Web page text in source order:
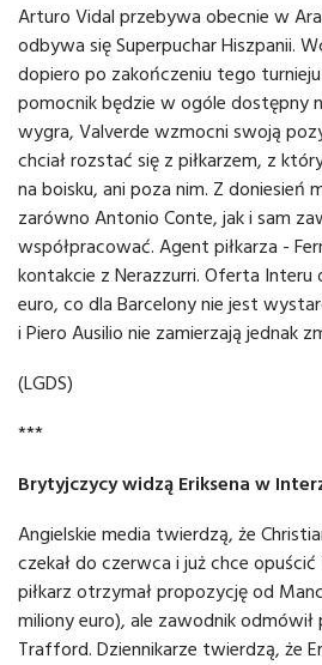
Arturo Vidal przebywa obecnie w
odbywa się Superpuchar Hiszpanii.
dopiero po zakończeniu tego
pomocnik będzie w ogóle dostępny
wygra, Valverde wzmocni swoją
chciał rozstać się z piłkarzem, z
na boisku, ani poza nim. Z doniesień
zarówno Antonio Conte, jak i sam
współpracować. Agent piłkarza -
kontakcie z Nerazzurri. Oferta
euro, co dla Barcelony nie jest
i Piero Ausilio nie zamierzają jednak
(LGDS)
***
Brytyjczycy widzą Eriksena w
Angielskie media twierdzą, że
czekał do czerwca i już chce
piłkarz otrzymał propozycję od
miliony euro), ale zawodnik odmówił
Trafford. Dziennikarze twierdzą, że